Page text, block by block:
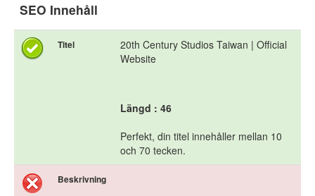
SEO Innehåll
Titel
20th Century Studios Taiwan | Official
Website
Längd : 46
Perfekt, din titel innehåller mellan 10
och 70 tecken.
Beskrivning